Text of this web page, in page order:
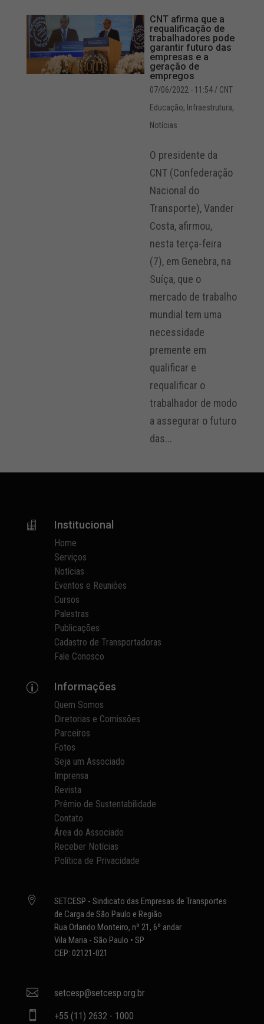
CNT afirma que a
requalificação de
trabalhadores pode
garantir futuro das
empresas e a
geração de
empregos
07/06/2022 - 11:54/ CNT
Educação, Infraestrutura,
Notícias
O presidente da
CNT (Confederação
Nacional do
Transporte), Vander
Costa, afirmou,
nesta terça-feira
(7), em Genebra, na
Suíça, que o
mercado de trabalho
mundial tem uma
necessidade
premente em
qualificar e
requalificar o
trabalhador de modo
a assegurar o futuro
das...
 Institucional
Home
Serviços
Notícias
Eventos e Reuniões
Cursos
Palestras
Publicações
Cadastro de Transportadoras
Fale Conosco
p Informações
Quem Somos
Diretorias e Comissões
Parceiros
Fotos
Seja um Associado
Imprensa
Revista
Prêmio de Sustentabilidade
Contato
Área do Associado
Receber Notícias
Política de Privacidade

SETCESP - Sindicato das Empresas de Transportes
de Carga de São Paulo e Região
Rua Orlando Monteiro, nº 21, 6º andar
Vila Maria - São Paulo • SP
CEP: 02121-021
 setcesp@setcesp.org.br
 +55 (11) 2632 - 1000